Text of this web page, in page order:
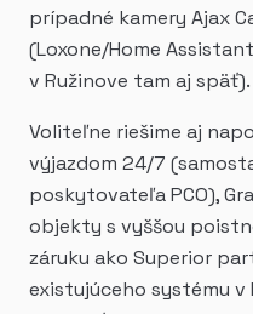
prípadné kamery Ajax
(Loxone/Home
v Ružinove tam aj späť).
Voliteľne riešime aj
výjazdom 24/7
poskytovateľa PCO),
objekty s vyššou
záruku ako Superior
existujúceho systému v